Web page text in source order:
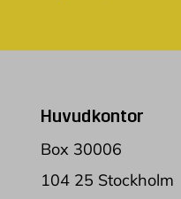
Huvudkontor
Box 30006
104 25 Stockholm